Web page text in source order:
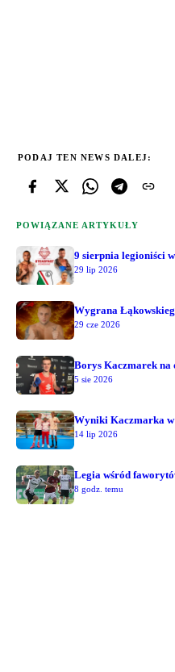
PODAJ TEN NEWS DALEJ:
POWIĄZANE ARTYKUŁY
9 sierpnia legioniści
29 lip 2026
Wygrana
29 cze 2026
Borys Kaczmarek na
5 sie 2026
Wyniki Kaczmarka
14 lip 2026
Legia wśród
8 godz. temu